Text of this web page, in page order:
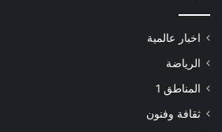
اخبار عالمية
الرياضة
المناطق 1
ثقافة وفنون